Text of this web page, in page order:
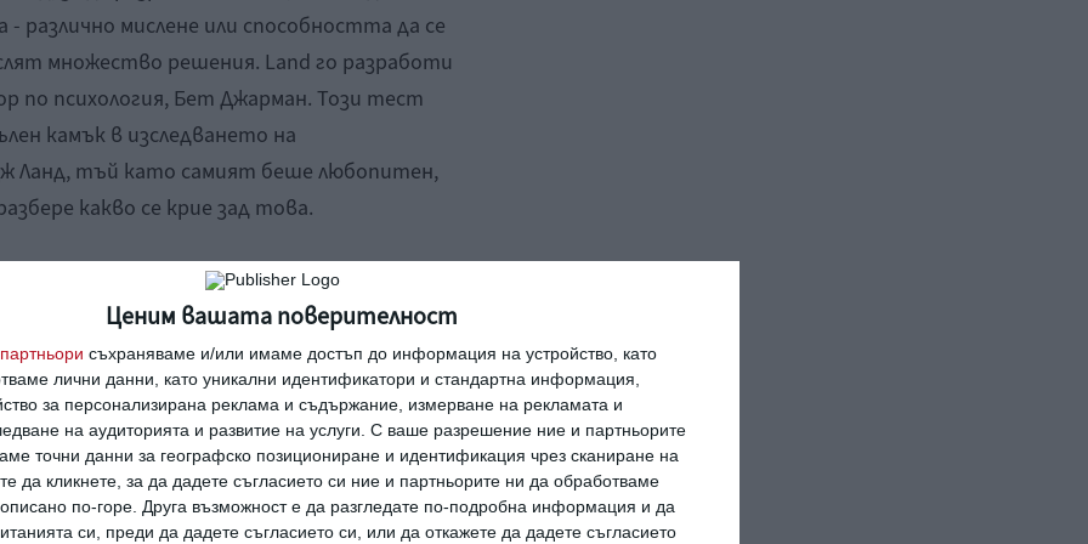
Ценим вашата поверителност
партньори съхраняваме и/или имаме достъп до информация на устройство, като
лични данни, като уникални идентификатори и стандартна информация,
за персонализирана реклама и съдържание, измерване на рекламата и
на аудиторията и развитие на услуги. С ваше разрешение ние и партньорите
точни данни за географско позициониране и идентификация чрез сканиране на
да кликнете, за да дадете съгласието си ние и партньорите ни да обработваме
описано по-горе. Друга възможност е да разгледате по-подробна информация и да
си, преди да дадете съгласието си, или да откажете да дадете съгласието
мислене или способността да се
множество решения. Land го разработи
по психология, Бет Джарман. Този тест
камък в изследването на
Ланд, тъй като самият беше любопитен,
какво се крие зад това.
д-р Джордж Ланд провежда мащабно
на възраст 5, 10 и 15 години. При
възможен резултат за
– след пет години – само 30%. Още
път, в гимназията, когато само 12%
Ами възрастните? Уви, ситуацията